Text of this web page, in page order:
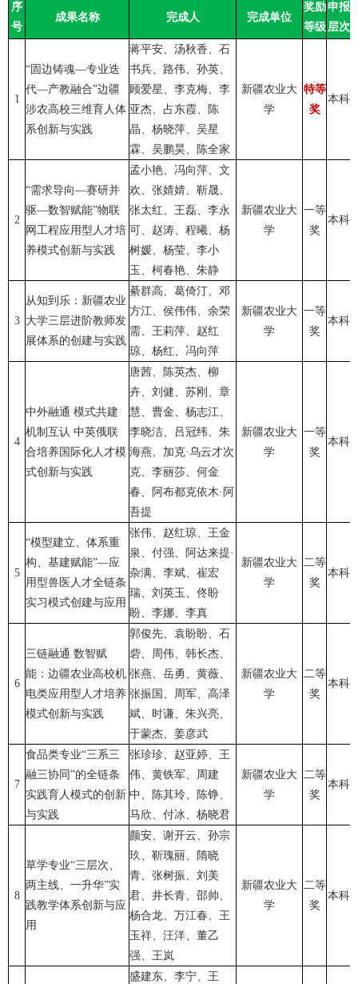
序
号
成果名称 完成人 完成单位
奖励
等级
申报
层次
1
“固边铸魂—专业迭
代—产教融合”边疆
涉农高校三维育人体
系创新与实践
蒋平安、汤秋香、石
书兵、路伟、孙英、
顾爱星、李克梅、李
亚杰、占东霞、陈
晶、杨晓萍、吴星
霖、吴鹏昊、陈全家
新疆农业大
学
特等
奖
本科
2
“需求导向—赛研并
驱—数智赋能”物联
网工程应用型人才培
养模式创新与实践
孟小艳、冯向萍、文
欢、张婧婧、靳晟、
张太红、王磊、李永
可、赵涛、程曦、杨
树媛、杨莹、李小
玉、柯春艳、朱静
新疆农业大
学
一等
奖
本科
3
从知到乐：新疆农业
大学三层进阶教师发
展体系的创建与实践
綦群高、葛倚汀、邓
方江、侯伟伟、余荣
需、王莉萍、赵红
琼、杨红、冯向萍
新疆农业大
学
一等
奖
本科
4
中外融通 模式共建
机制互认 中英俄联
合培养国际化人才模
式创新与实践
唐茜、陈英杰、柳
卉、刘健、苏刚、章
慧、曹金、杨志江、
李晓洁、吕冠纬、朱
海燕、加克·乌云才次
克、李丽莎、何金
春、阿布都克依木·阿
吾提
新疆农业大
学
一等
奖
本科
5
“模型建立、体系重
构、基建赋能”—应
用型兽医人才全链条
实习模式创建与应用
张伟、赵红琼、王金
泉、付强、阿达来提·
杂满、李斌、崔宏
瑞、刘英玉、佟盼
盼、李娜、李真
新疆农业大
学
二等
奖
本科
6
三链融通 数智赋
能：边疆农业高校机
电类应用型人才培养
模式创新与实践
郭俊先、袁盼盼、石
砦、周伟、韩长杰、
张燕、岳勇、黄薇、
张振国、周军、高泽
斌、时谦、朱兴亮、
于蒙杰、姜彦武
新疆农业大
学
二等
奖
本科
7
食品类专业“三系三
融三协同”的全链条
实践育人模式的创新
与实践
张珍珍、赵亚婷、王
伟、黄铁军、周建
中、陈其玲、陈铮、
马欣、付冰、杨晓君
新疆农业大
学
二等
奖
本科
8
草学专业“三层次、
两主线、一升华”实
践教学体系创新与应
用
颜安、谢开云、孙宗
玖、靳瑰丽、隋晓
青、张树振、刘美
君、井长青、邵帅、
杨合龙、万江春、王
玉祥、汪洋、董乙
强、王岚
新疆农业大
学
二等
奖
本科
盛建东、李宁、王